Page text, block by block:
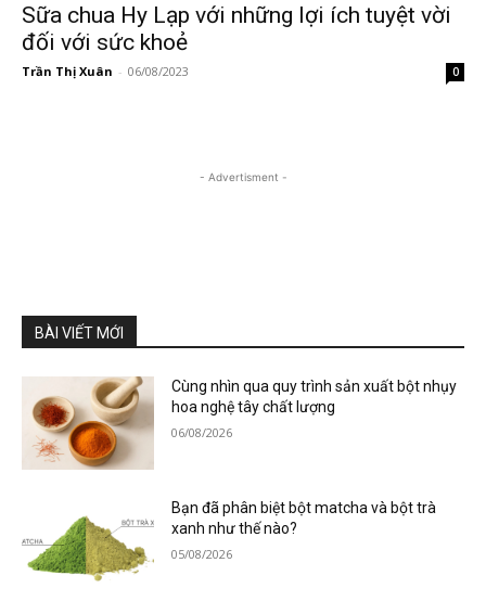
Sữa chua Hy Lạp với những lợi ích tuyệt vời
đối với sức khoẻ
Trần Thị Xuân - 06/08/2023 0
- Advertisment -
BÀI VIẾT MỚI
Cùng nhìn qua quy trình sản xuất bột nhụy
hoa nghệ tây chất lượng
06/08/2026
Bạn đã phân biệt bột matcha và bột trà
xanh như thế nào?
05/08/2026